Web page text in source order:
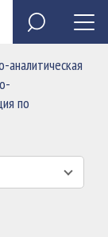
и
края
аналитическая
по